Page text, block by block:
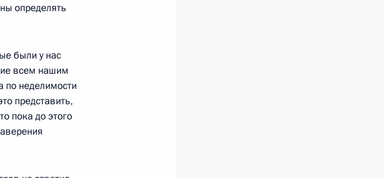
6
определять
были у нас
всем нашим
по неделимости
представить,
пока до этого